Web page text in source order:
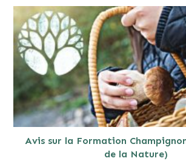
Avis sur la Formation
de la Nature)